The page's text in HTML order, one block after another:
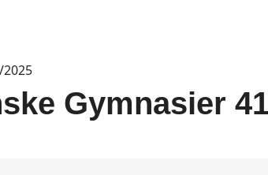
Gymnasier